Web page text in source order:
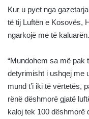
Kur u pyet nga
të tij Luftën e Kosovës,
ngarkojë me të kaluarën.
“Mundohem sa më pak
detyrimisht i ushqej me
mund t’i iki të vërtetës,
rënë dëshmorë gjatë
kaloj tek 100 dëshmorë